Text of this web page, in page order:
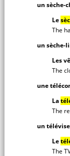
un sèche-
Le
The
un sèche-
Les
The
une
La
The
un
Le
The